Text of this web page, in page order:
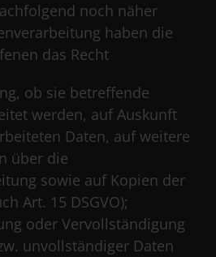
noch näher
haben die
das Recht
ob sie betreffende
werden, auf Auskunft
Daten, auf weitere
über die
sowie auf Kopien der
Art. 15 DSGVO);
oder Vervollständigung
unvollständiger Daten